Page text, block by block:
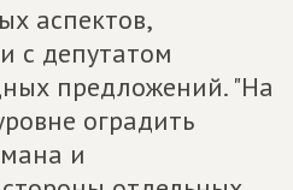
аспектов,
с депутатом
предложений. "На
оградить
и